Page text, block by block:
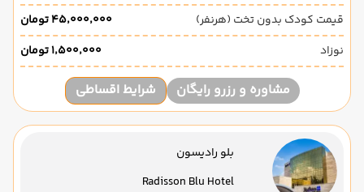
قیمت کودک بدون تخت (هرنفر)
۴۵٬۰۰۰٬۰۰۰ تومان
نوزاد
۱٬۵۰۰٬۰۰۰ تومان
مشاوره و رزرو رایگان شرایط اقساطی
بلو رادیسون
Radisson Blu Hotel